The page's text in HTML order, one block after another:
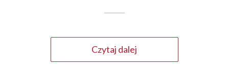
Czytaj dalej